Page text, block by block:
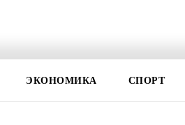
ЭКОНОМИКА СПОРТ